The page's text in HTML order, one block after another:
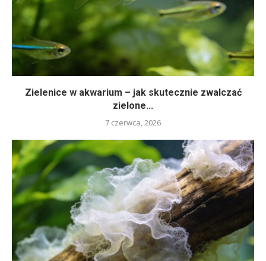
Zielenice w akwarium – jak skutecznie zwalczać
zielone...
7 czerwca, 2026